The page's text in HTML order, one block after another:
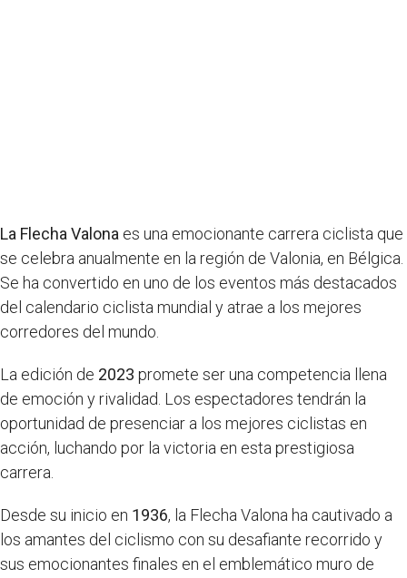
La Flecha Valona es una emocionante carrera ciclista que
se celebra anualmente en la región de Valonia, en Bélgica.
Se ha convertido en uno de los eventos más destacados
del calendario ciclista mundial y atrae a los mejores
corredores del mundo.
La edición de 2023 promete ser una competencia llena
de emoción y rivalidad. Los espectadores tendrán la
oportunidad de presenciar a los mejores ciclistas en
acción, luchando por la victoria en esta prestigiosa
carrera.
Desde su inicio en 1936, la Flecha Valona ha cautivado a
los amantes del ciclismo con su desafiante recorrido y
sus emocionantes finales en el emblemático muro de